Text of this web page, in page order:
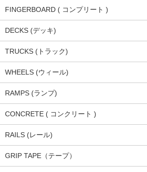
FINGERBOARD ( コンプリート )
DECKS (デッキ)
TRUCKS (トラック)
WHEELS (ウィール)
RAMPS (ランプ)
CONCRETE ( コンクリート )
RAILS (レール)
GRIP TAPE（テープ）